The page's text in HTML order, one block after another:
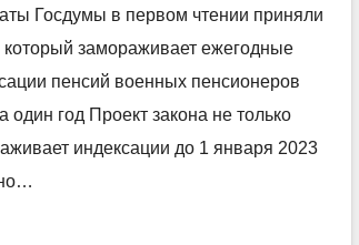
Госдумы в первом чтении приняли
который замораживает ежегодные
пенсий военных пенсионеров
один год Проект закона не только
индексации до 1 января 2023